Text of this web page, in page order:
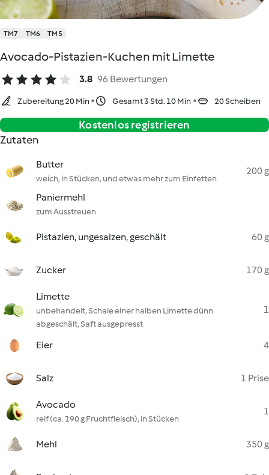
TM7 TM6 TM5
Avocado-Pistazien-Kuchen mit Limette
3.8 96 Bewertungen
Zubereitung 20 Min Gesamt 3 Std. 10 Min 20 Scheiben
Kostenlos registrieren
Zutaten
Butter
weich, in Stücken, und etwas mehr zum Einfetten
200 g
Paniermehl
zum Ausstreuen
Pistazien, ungesalzen, geschält 60 g
Zucker 170 g
Limette
unbehandelt, Schale einer halben Limette dünn
abgeschält, Saft ausgepresst
1
Eier 4
Salz 1 Prise
Avocado
reif (ca. 190 g Fruchtfleisch), in Stücken
1
Mehl 350 g